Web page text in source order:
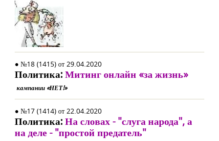
● №18 (1415) от 29.04.2020
Политика:Митинг онлайн «за жизнь»
кампании «НЕТ!»
● №17 (1414) от 22.04.2020
Политика:На словах - "слуга народа", а
на деле - "простой предатель"